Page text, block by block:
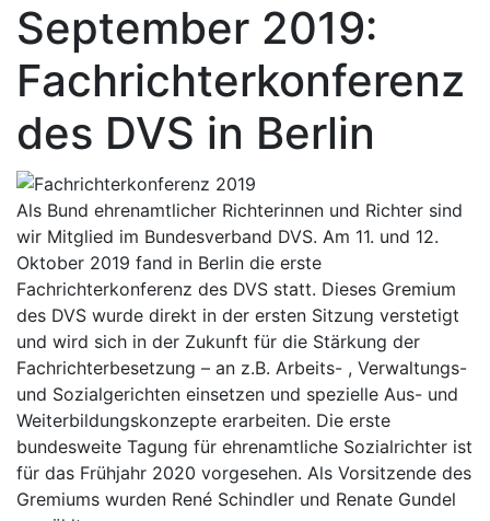
September 2019:
Fachrichterkonferenz
des DVS in Berlin
Als Bund ehrenamtlicher Richterinnen und Richter sind
wir Mitglied im Bundesverband DVS. Am 11. und 12.
Oktober 2019 fand in Berlin die erste
Fachrichterkonferenz des DVS statt. Dieses Gremium
des DVS wurde direkt in der ersten Sitzung verstetigt
und wird sich in der Zukunft für die Stärkung der
Fachrichterbesetzung – an z.B. Arbeits- , Verwaltungs-
und Sozialgerichten einsetzen und spezielle Aus- und
Weiterbildungskonzepte erarbeiten. Die erste
bundesweite Tagung für ehrenamtliche Sozialrichter ist
für das Frühjahr 2020 vorgesehen. Als Vorsitzende des
Gremiums wurden René Schindler und Renate Gundel